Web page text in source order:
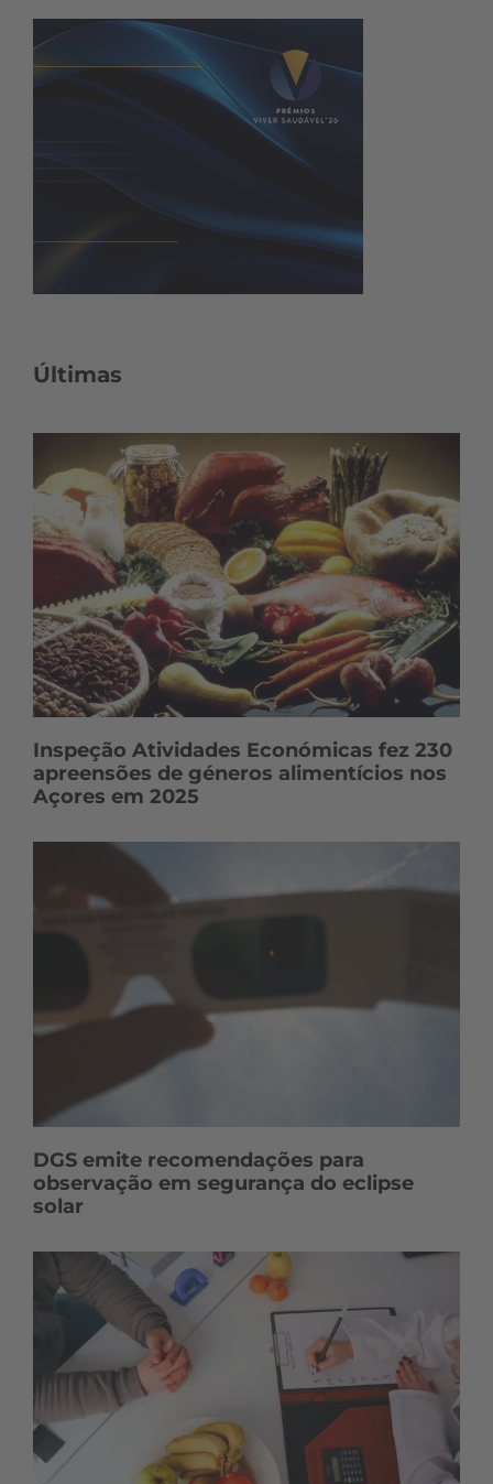
Últimas
Inspeção Atividades Económicas fez 230
apreensões de géneros alimentícios nos
Açores em 2025
DGS emite recomendações para
observação em segurança do eclipse
solar